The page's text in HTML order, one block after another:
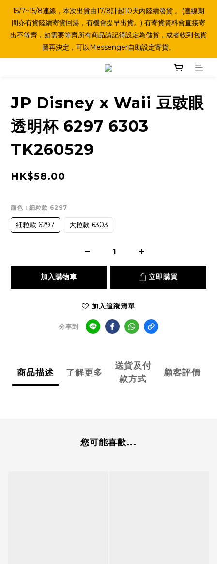
15/7~15/8連線，本次出貨由17/8計起10天內陸續發貨 。(連線期
間亦有貨陸續寄貨回港，有機會提早出貨。) 有寄貨資料會直接寄
出不等齊，如需要等齊所有商品請記得設定為儲貨，或者收到包貨
圖再決定，可以Messenger自助設定寄貨。
JP Disney x Waii 豆豉眼
透明杯 6297 6303
TK260529
HK$58.00
顏色 : 細粒款 6297
細粒款 6297 大粒款 6303
加入購物車 立即購買
加入追蹤清單
分享到
商品描述 了解更多
送貨及付
款方式
顧客評價
您可能喜歡...